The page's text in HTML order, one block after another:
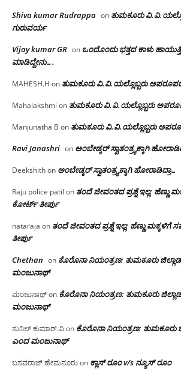
Shiva kumar Rudrappa on ತುಮಕೂರು‌
ಗುರುವರ್ಯ
Vijay kumar GR on ಒಂದೊಂದು ಭತ್ತದ ಕಾಳು
ಮಾಡಿದ್ದೇನು….
MAHESH.H on ತುಮಕೂರು‌ ವಿ.ವಿ.ಯಲ್ಲೊಬ್ಬರು
Mahalakshmi on ತುಮಕೂರು‌ ವಿ.ವಿ.ಯಲ್ಲೊಬ್ಬರು
Manjunatha B on ತುಮಕೂರು‌ ವಿ.ವಿ.ಯಲ್ಲೊಬ್ಬರು
Ravi Janashri on ಅಂಬೇಡ್ಕರ್ ಸ್ವಾತಂತ್ರ್ಯಕ್ಕಾಗಿ
Deekshithon ಅಂಬೇಡ್ಕರ್ ಸ್ವಾತಂತ್ರ್ಯಕ್ಕಾಗಿ ಹೋರಾಡಿದ್ರಾ…
Raju police patil on ತಂದೆ ಜೀವಂತದ ಪ್ರಶ್ನೆ ಇಲ್ಲ: ಹೆಣ್ಣು
ಕೋರ್ಟ್ ತೀರ್ಪು
nataraja on ತಂದೆ ಜೀವಂತದ ಪ್ರಶ್ನೆ ಇಲ್ಲ: ಹೆಣ್ಣು ಮಕ್ಕಳಿಗೆ
ತೀರ್ಪು
Chethan on ಕೊರೊನಾ ನಿಯಂತ್ರಣ: ತುಮಕೂರು
ಮಂಜು‌ನಾಥ್
ಮಂಜುನಾಥ್on ಕೊರೊನಾ ನಿಯಂತ್ರಣ: ತುಮಕೂರು
ಮಂಜು‌ನಾಥ್
ಸುನಿಲ್ ಕುಮಾರ್.ವಿon ಕೊರೊನಾ ನಿಯಂತ್ರಣ: ತುಮಕೂರು
ಎಂದ ಮಂಜು‌ನಾಥ್
ಬಸವರಾಜ್ ಹೇಮನೂರುon ಕ್ಲಾಸ್ ರೂಂ v/s ನ್ಯೂಸ್ ರೂಂ